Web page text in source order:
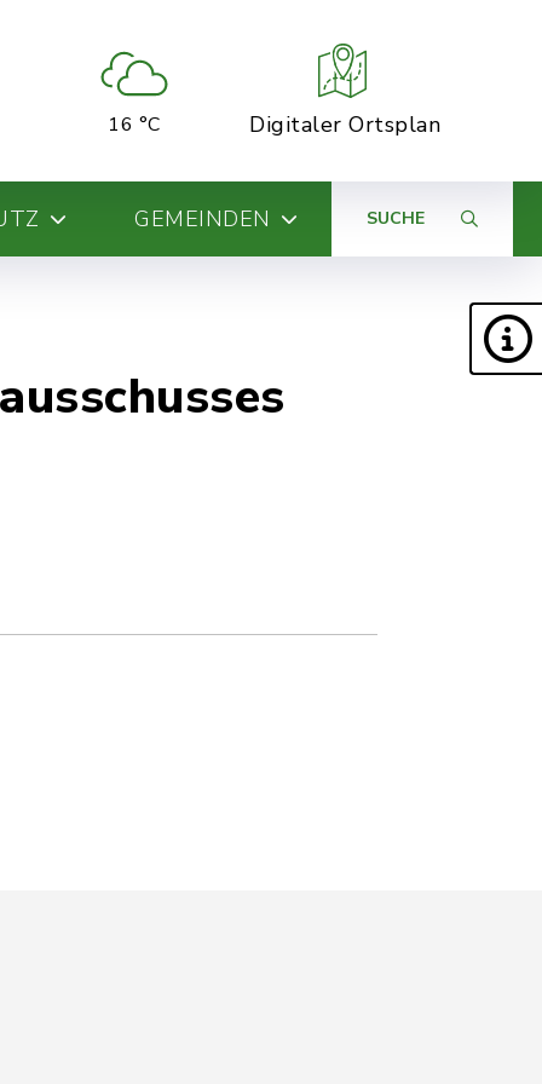
16 °C Digitaler Ortsplan
GEMEINDEN SUCHE